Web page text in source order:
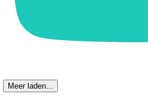
Meer laden...